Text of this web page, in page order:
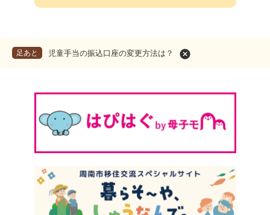
足あと 児童手当の振込口座の変更方法は？